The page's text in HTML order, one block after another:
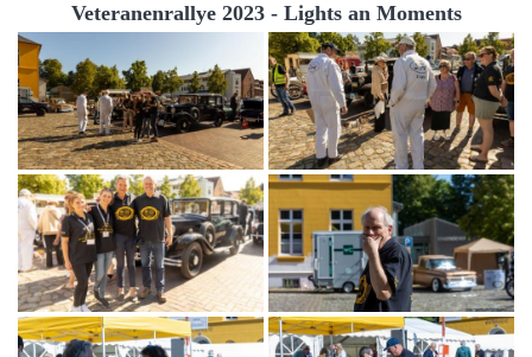
Veteranenrallye 2023 - Lights an Moments